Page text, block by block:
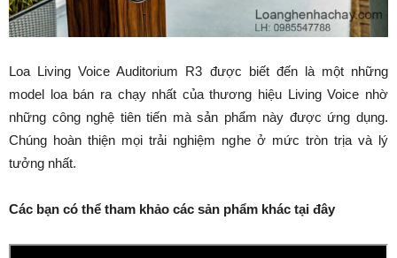
Loa Living Voice Auditorium R3 được biết đến là một những
model loa bán ra chạy nhất của thương hiệu Living Voice nhờ
những công nghệ tiên tiến mà sản phẩm này được ứng dụng.
Chúng hoàn thiện mọi trải nghiệm nghe ở mức tròn trịa và lý
tưởng nhất.
Các bạn có thể tham khảo các sản phẩm khác tại đây